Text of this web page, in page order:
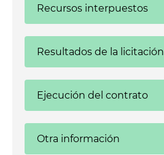
Recursos interpuestos
Resultados de la licitación
Ejecución del contrato
Otra información